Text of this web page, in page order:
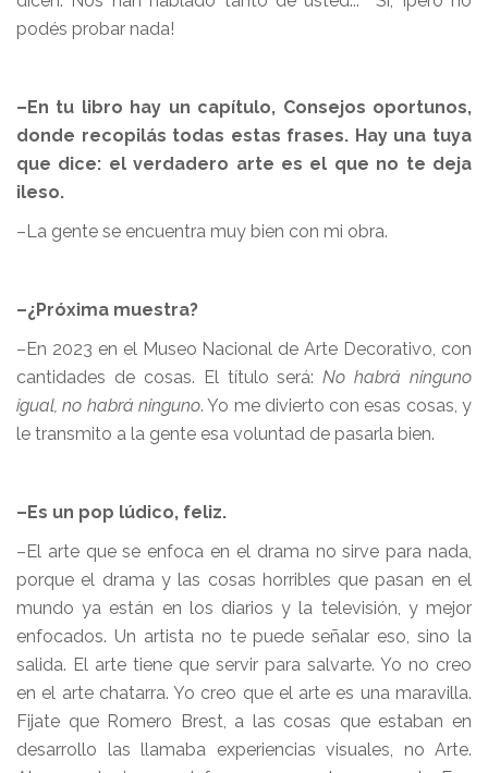
podés probar nada!
–En tu libro hay un capítulo, Consejos oportunos,
donde recopilás todas estas frases. Hay una tuya
que dice: el verdadero arte es el que no te deja
ileso.
–La gente se encuentra muy bien con mi obra.
–¿Próxima muestra?
–En 2023 en el Museo Nacional de Arte Decorativo, con
cantidades de cosas. El título será:No habrá ninguno
igual, no habrá ninguno. Yo me divierto con esas cosas, y
le transmito a la gente esa voluntad de pasarla bien.
–Es un pop lúdico, feliz.
–El arte que se enfoca en el drama no sirve para nada,
porque el drama y las cosas horribles que pasan en el
mundo ya están en los diarios y la televisión, y mejor
enfocados. Un artista no te puede señalar eso, sino la
salida. El arte tiene que servir para salvarte. Yo no creo
en el arte chatarra. Yo creo que el arte es una maravilla.
Fijate que Romero Brest, a las cosas que estaban en
desarrollo las llamaba experiencias visuales, no Arte.